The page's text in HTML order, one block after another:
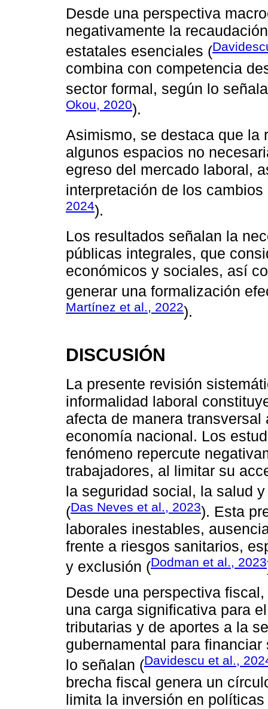
Desde una perspectiva
negativamente la
estatales esenciales (
combina con competencia
sector formal, según lo
Okou, 2020).
Asimismo, se destaca que la
algunos espacios no
egreso del mercado laboral,
interpretación de los
2024).
Los resultados señalan la
públicas integrales, que
económicos y sociales, así
generar una formalización
Martínez et al., 2022).
DISCUSIÓN
La presente revisión
informalidad laboral
afecta de manera
economía nacional. Los
fenómeno repercute
trabajadores, al limitar su
la seguridad social, la salud
(Das Neves et al., 2023). Esta
laborales inestables,
frente a riesgos sanitarios,
y exclusión (Dodman et al., 2023
Desde una perspectiva
una carga significativa para
tributarias y de aportes a la
gubernamental para
lo señalan (Davidescu et al.,
brecha fiscal genera un
limita la inversión en